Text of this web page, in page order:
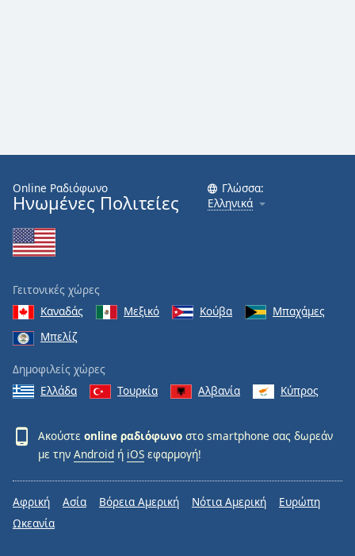
Online Ραδιόφωνο
Ηνωμένες Πολιτείες
Γλώσσα:
Ελληνικά
Γειτονικές χώρες
Καναδάς
Μεξικό Κούβα
Μπαχάμες
Μπελίζ
Δημοφιλείς χώρες
Ελλάδα
Τουρκία Αλβανία Κύπρος
Ακούστε online ραδιόφωνο στο smartphone σας δωρεάν
με την Android ή iOS εφαρμογή!
Αφρική Ασία Βόρεια Αμερική Νότια Αμερική
Ευρώπη
Ωκεανία